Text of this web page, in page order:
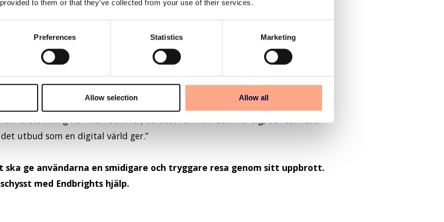
to them or that they’ve collected from your use of their services.
Preferences Statistics Marketing
Allow selection Allow all
det fortfarande saker att hantera. Barn växer, nya relationer skapas och nya
En plats som ser till helheten i en skilsmässa
, där man kan råd om vad
, exempelvis med äktenskapsförord, samboavtal och privatekonomisk
leta, googla, gissa sig fram eller vad rädd för att missa något eller göra fel. En
få stöttning när man behöver, oavsett var man befinner sig, och som drar
utbud som en digital värld ger.”
ge användarna en smidigare och tryggare resa genom sitt uppbrott.
med Endbrights hjälp.